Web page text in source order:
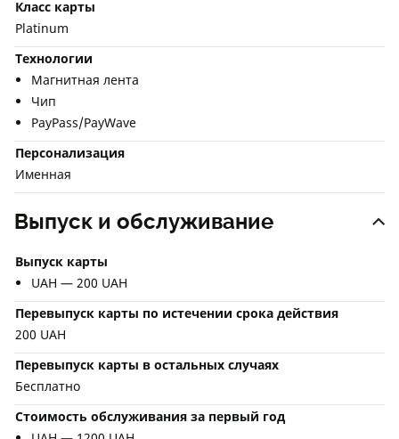
Класс карты
Platinum
Технологии
Магнитная лента
Чип
PayPass/PayWave
Персонализация
Именная
Выпуск и обслуживание
Выпуск карты
UAH — 200 UAH
Перевыпуск карты по истечении срока действия
200 UAH
Перевыпуск карты в остальных случаях
Бесплатно
Стоимость обслуживания за первый год